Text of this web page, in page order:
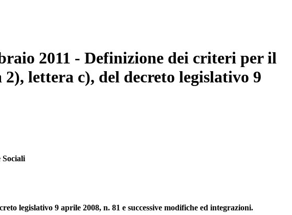
2011 - Definizione dei criteri per il
lettera c), del decreto legislativo 9
legislativo 9 aprile 2008, n. 81 e successive modifiche ed integrazioni.